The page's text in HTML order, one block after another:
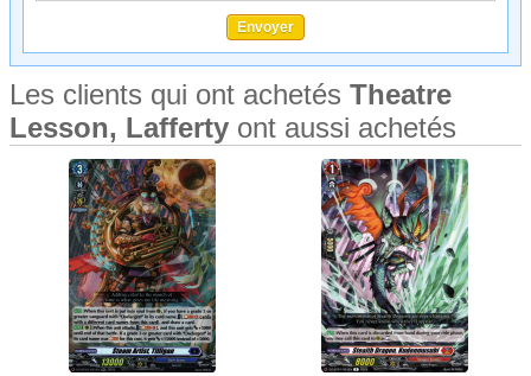
Les clients qui ont achetés Theatre
Lesson, Lafferty ont aussi achetés